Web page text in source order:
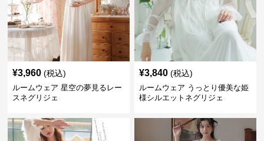
¥3,960 (税込)
ルームウェア 星空の夢見るレー
スネグリジェ
¥3,840 (税込)
ルームウェア うっとり優美な姫
様シルエットネグリジェ